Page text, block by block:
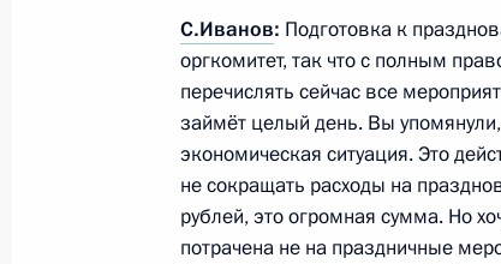
4 июня 2015 года, четверг
Заседание рабочей группы
развития рыбохозяйственного
4 июня 2015 года, 14:40
С.Иванов: Подготовка к
оргкомитет, так что с полным
перечислять сейчас все
займёт целый день. Вы
экономическая ситуация. Это
не сокращать расходы на
рублей, это огромная сумма. Но
потрачена не на праздничные